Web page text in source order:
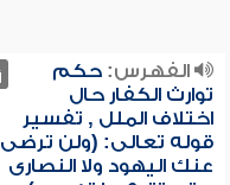
الفهرس:حكم
توارث الكفار حال
اختلاف الملل , تفسير
قوله تعالى: (ولن ترضى
عنك اليهود ولا النصارى